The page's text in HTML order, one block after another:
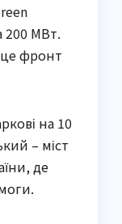
200 МВт.
це фронт
на 10
– міст
де